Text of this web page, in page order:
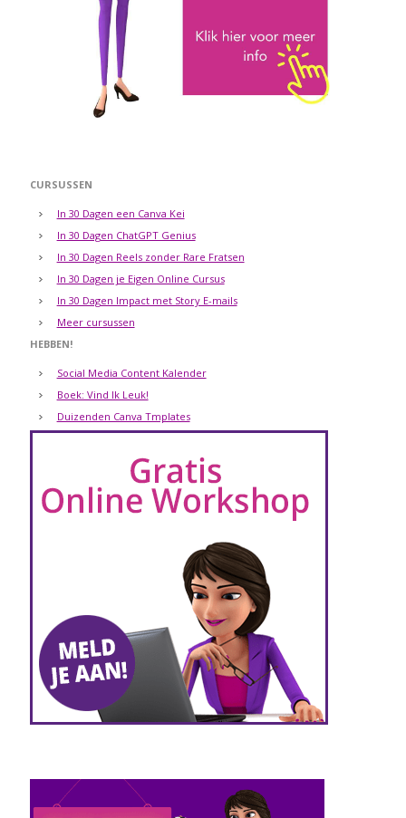
CURSUSSEN
In 30 Dagen een Canva Kei
In 30 Dagen ChatGPT Genius
In 30 Dagen Reels zonder Rare Fratsen
In 30 Dagen je Eigen Online Cursus
In 30 Dagen Impact met Story E-mails
Meer cursussen
HEBBEN!
Social Media Content Kalender
Boek: Vind Ik Leuk!
Duizenden Canva Tmplates